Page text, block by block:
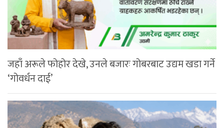
जहाँ अरूले फोहोर देखे, उनले बजारः गोबरबाट उद्यम खडा गर्ने
‘गोवर्धन दाई’